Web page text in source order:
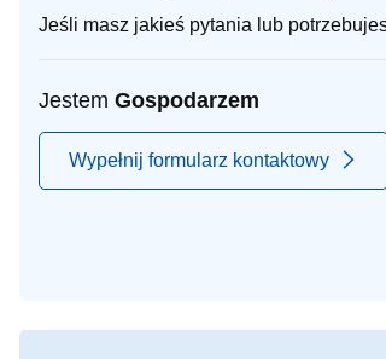
Jeśli masz jakieś pytania lub
Jestem Gospodarzem
Wypełnij formularz kontaktowy